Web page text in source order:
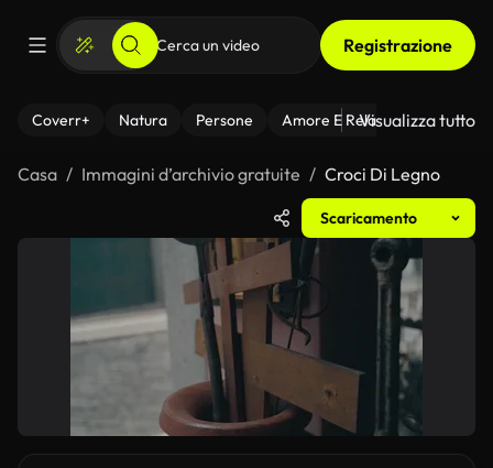
Registrazione
Coverr+ Natura Persone Amore E Relazioni Il
Visualizza tutto
Casa Immagini d’archivio gratuite Croci Di Legno
Scaricamento